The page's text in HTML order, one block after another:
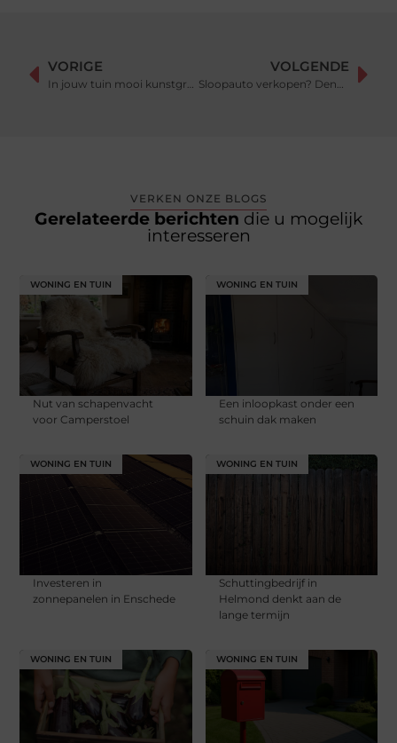
VORIGE
In jouw tuin mooi kunstgras hebben
VOLGENDE
Sloopauto verkopen? Denk hier goed aan!
VERKEN ONZE BLOGS
Gerelateerde berichten die u mogelijk
interesseren
WONING EN TUIN
Nut van schapenvacht
voor Camperstoel
WONING EN TUIN
Een inloopkast onder een
schuin dak maken
WONING EN TUIN
Investeren in
zonnepanelen in Enschede
WONING EN TUIN
Schuttingbedrijf in
Helmond denkt aan de
lange termijn
WONING EN TUIN WONING EN TUIN